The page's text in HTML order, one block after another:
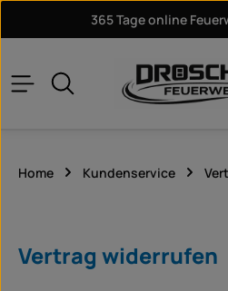
Zum Hauptinhalt springen
365 Tage online
Home Kundenservice
Vertrag widerrufen